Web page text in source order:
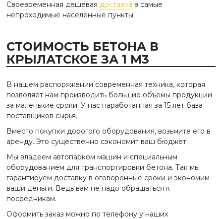
Своевременная дешёвая доставка в самые
непроходимые населенные пункты
СТОИМОСТЬ БЕТОНА В
КРЫЛАТСКОЕ ЗА 1 М3
В нашем распоряжении современная техника, которая
позволяет нам производить большие объёмы продукции
за маленькие сроки. У нас наработанная за 15 лет база
поставщиков сырья.
Вместо покупки дорогого оборудования, возьмите его в
аренду. Это существенно сэкономит ваш бюджет.
Мы владеем автопарком машин и специальным
оборудованием для транспортировки бетона. Так мы
гарантируем доставку в оговоренные сроки и экономим
ваши деньги. Ведь вам не надо обращаться к
посредникам.
Оформить заказ можно по телефону у наших